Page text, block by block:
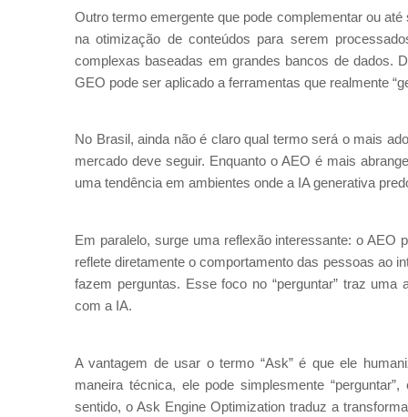
Outro termo emergente que pode complementar ou
na otimização de conteúdos para serem
complexas baseadas em grandes bancos de dados.
GEO pode ser aplicado a ferramentas que realmente
No Brasil, ainda não é claro qual termo será o mais
mercado deve seguir. Enquanto o AEO é mais
uma tendência em ambientes onde a IA generativa
Em paralelo, surge uma reflexão interessante: o AEO
reflete diretamente o comportamento das pessoas ao
fazem perguntas. Esse foco no “perguntar” traz
com a IA.
A vantagem de usar o termo “Ask” é que ele
maneira técnica, ele pode simplesmente
sentido, o Ask Engine Optimization traduz a